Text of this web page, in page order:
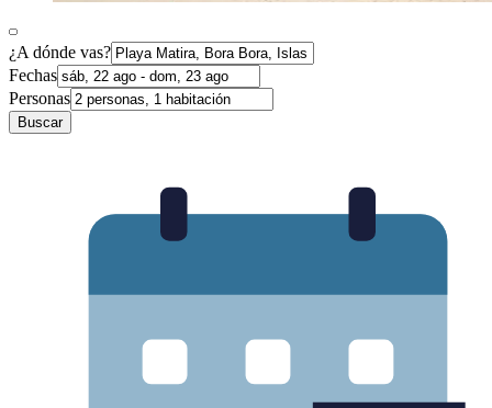
¿A dónde vas?
Fechas
Personas
Buscar